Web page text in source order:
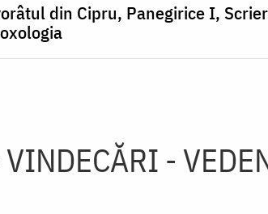
din Cipru, Panegirice I,
-